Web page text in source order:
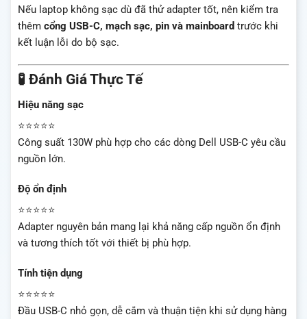
Nếu laptop không sạc dù đã thử adapter tốt, nên kiểm tra
thêm cổng USB-C, mạch sạc, pin và mainboard trước khi
kết luận lỗi do bộ sạc.
🧪 Đánh Giá Thực Tế
Hiệu năng sạc
⭐⭐⭐⭐⭐
Công suất 130W phù hợp cho các dòng Dell USB-C yêu cầu
nguồn lớn.
Độ ổn định
⭐⭐⭐⭐⭐
Adapter nguyên bản mang lại khả năng cấp nguồn ổn định
và tương thích tốt với thiết bị phù hợp.
Tính tiện dụng
⭐⭐⭐⭐⭐
Đầu USB-C nhỏ gọn, dễ cắm và thuận tiện khi sử dụng hàng